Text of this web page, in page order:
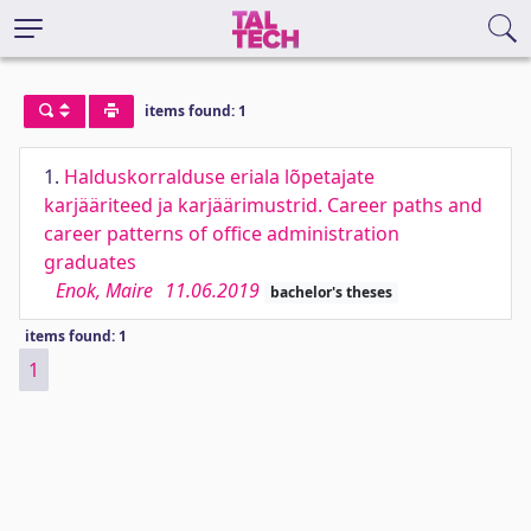
items found: 1
1. Halduskorralduse eriala lõpetajate
karjääriteed ja karjäärimustrid. Career paths and
career patterns of office administration
graduates
Enok, Maire 11.06.2019 bachelor's theses
items found: 1
1